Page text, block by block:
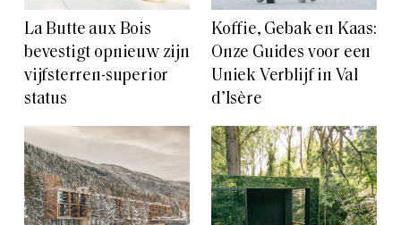
La Butte aux Bois
bevestigt opnieuw zijn
vijfsterren-superior
status
Koffie, Gebak en Kaas:
Onze Guides voor een
Uniek Verblijf in Val
d’Isère